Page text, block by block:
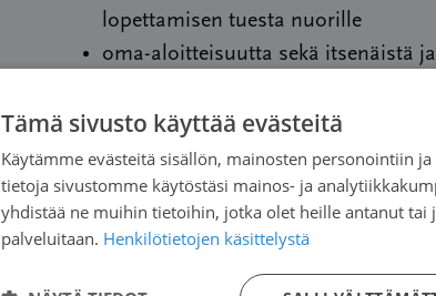
lopettamisen tuesta nuorille
oma-aloitteisuutta sekä itsenäistä
esiintyä mediassa
erinomaisia tiimi- ja yhteistyötaitoja
Tarjoamme sinulle:
Merkitykselliset ja mielenkiintoiset
Tämä sivusto käyttää evästeitä
Käytämme evästeitä sisällön, mainosten personointiin
tietoja sivustomme käytöstäsi mainos- ja
yhdistää ne muihin tietoihin, jotka olet heille antanut tai
palveluitaan. Henkilötietojen käsittelystä